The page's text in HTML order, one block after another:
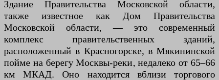
Здание Правительства Московской области,
также известное как Дом Правительства
Московской области, — это современный
комплекс правительственных зданий,
расположенный в Красногорске, в Мякининской
пойме на берегу Москвы-реки, недалеко от 65–66
км МКАД. Оно находится вблизи торгового